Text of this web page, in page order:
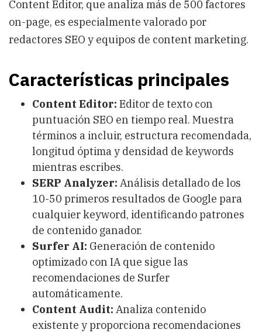
Content Editor, que analiza más de 500 factores
on-page, es especialmente valorado por
redactores SEO y equipos de content marketing.
Características principales
Content Editor: Editor de texto con
puntuación SEO en tiempo real. Muestra
términos a incluir, estructura recomendada,
longitud óptima y densidad de keywords
mientras escribes.
SERP Analyzer: Análisis detallado de los
10-50 primeros resultados de Google para
cualquier keyword, identificando patrones
de contenido ganador.
Surfer AI: Generación de contenido
optimizado con IA que sigue las
recomendaciones de Surfer
automáticamente.
Content Audit: Analiza contenido
existente y proporciona recomendaciones